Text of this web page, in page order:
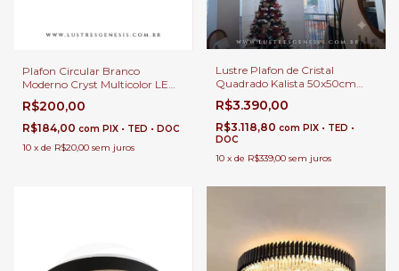
Plafon Circular Branco
Moderno Cryst Multicolor LED
45w 4500Lm Para Corredor,
Sala, Quartos e Lavabo
R$200,00
R$184,00 com PIX • TED • DOC
10 x de R$20,00 sem juros
Lustre Plafon de Cristal
Quadrado Kalista 50x50cm
para Sala de Jantar, Estar e
Quartos
R$3.390,00
R$3.118,80 com PIX • TED •
DOC
10 x de R$339,00 sem juros